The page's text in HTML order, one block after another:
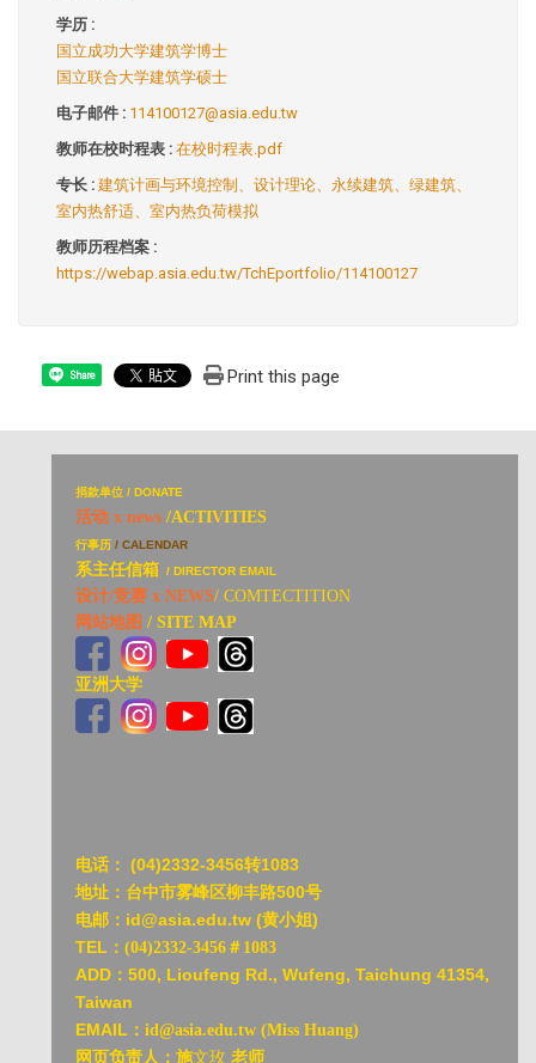
学历 :
国立成功大学建筑学博士
国立联合大学建筑学硕士
电子邮件 : 114100127@asia.edu.tw
教师在校时程表 : 在校时程表.pdf
专长 : 建筑计画与环境控制、设计理论、永续建筑、绿建筑、
室内热舒适、室内热负荷模拟
教师历程档案 :
https://webap.asia.edu.tw/TchEportfolio/114100127
Share Print this page
捐款单位 / DONATE
活动 x news /ACTIVITIES
行事历 / CALENDAR
系主任信箱 / DIRECTOR EMAIL
设计/竞赛 x NEWS/ COMTECTITION
网站地图 / SITE MAP
亚洲大学
电话： (04)2332-3456转1083
地址：台中市雾峰区柳丰路500号
电邮：id@asia.edu.tw (黄小姐)
TEL： (04)2332-3456＃1083
ADD： 500, Lioufeng Rd., Wufeng, Taichung 41354,
Taiwan
EMAIL： id@asia.edu.tw (Miss Huang)
网页负责人：施文玫 老师